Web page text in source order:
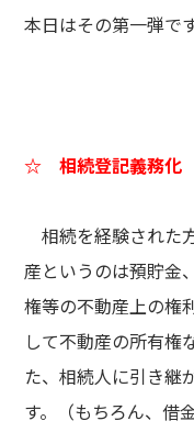
本日はその第一弾です
☆ 相続登記義務
相続を経験された
産というのは預貯金
権等の不動産上の権
して不動産の所有権
た、相続人に引き継
す。（もちろん、借